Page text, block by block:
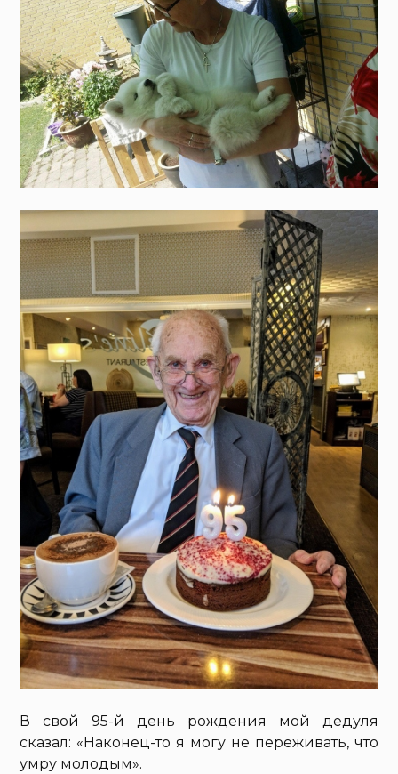
В свой 95-й день рождения мой дедуля
сказал: «Наконец-то я могу не переживать, что
умру молодым».